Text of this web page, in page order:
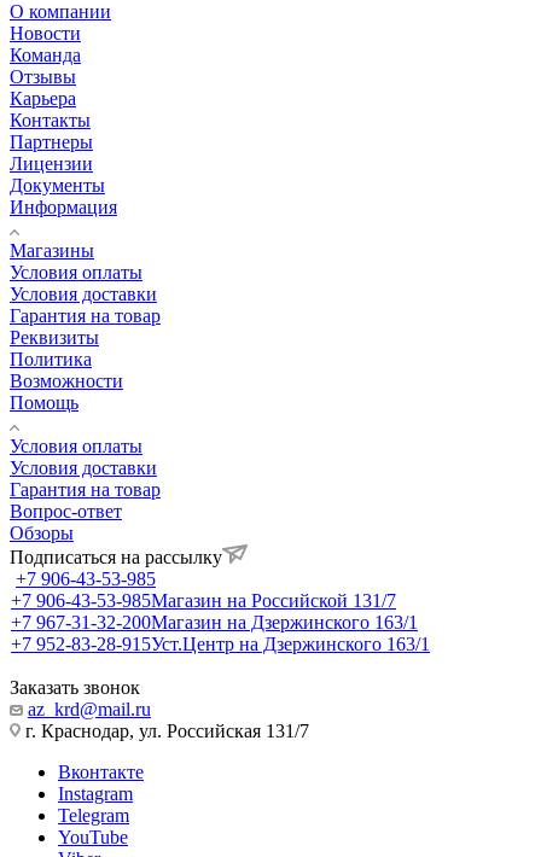
О компании
Новости
Команда
Отзывы
Карьера
Контакты
Партнеры
Лицензии
Документы
Информация
Магазины
Условия оплаты
Условия доставки
Гарантия на товар
Реквизиты
Политика
Возможности
Помощь
Условия оплаты
Условия доставки
Гарантия на товар
Вопрос-ответ
Обзоры
Подписаться на рассылку
+7 906-43-53-985
+7 906-43-53-985Магазин на Российской 131/7
+7 967-31-32-200Магазин на Дзержинского 163/1
+7 952-83-28-915Уст.Центр на Дзержинского 163/1
Заказать звонок
az_krd@mail.ru
г. Краснодар, ул. Российская 131/7
Вконтакте
Instagram
Telegram
YouTube